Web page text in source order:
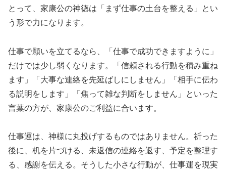
とって、家康公の神徳は「まず仕事の土台を整える」とい
う形で力になります。
仕事で願いを立てるなら、「仕事で成功できますように」
だけでは少し弱くなります。「信頼される行動を積み重ね
ます」「大事な連絡を先延ばしにしません」「相手に伝わ
る説明をします」「焦って雑な判断をしません」といった
言葉の方が、家康公のご利益に合います。
仕事運は、神様に丸投げするものではありません。祈った
後に、机を片づける、未返信の連絡を返す、予定を整理す
る、感謝を伝える。そうした小さな行動が、仕事運を現実